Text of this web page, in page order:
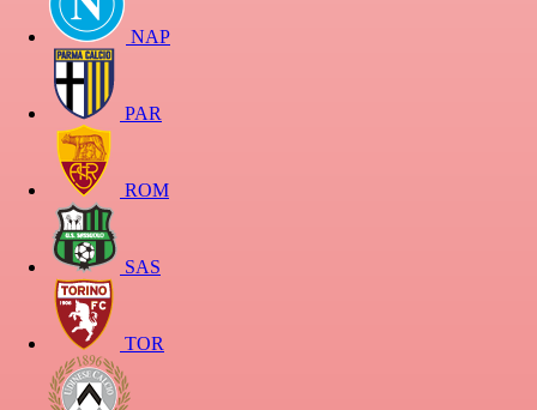
NAP
PAR
ROM
SAS
TOR